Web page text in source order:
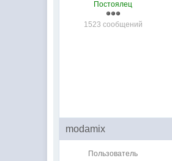
Постоялец
1523 сообщений
modamix
Пользователь